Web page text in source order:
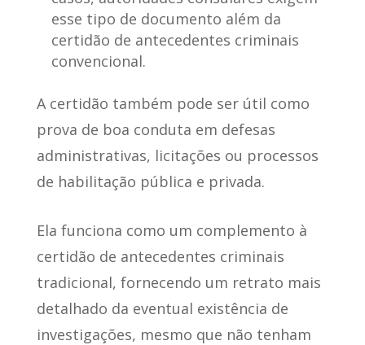
esse tipo de documento além da
certidão de antecedentes criminais
convencional.
A certidão também pode ser útil como
prova de boa conduta em defesas
administrativas, licitações ou processos
de habilitação pública e privada.
Ela funciona como um complemento à
certidão de antecedentes criminais
tradicional, fornecendo um retrato mais
detalhado da eventual existência de
investigações, mesmo que não tenham